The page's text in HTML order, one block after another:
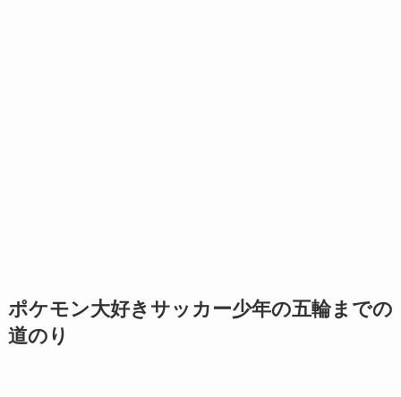
ポケモン大好きサッカー少年の五輪までの
道のり